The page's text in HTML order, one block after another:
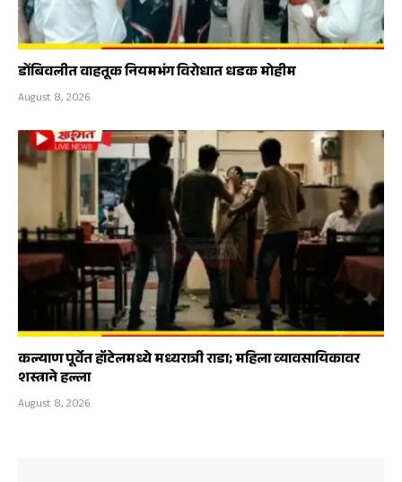
डोंबिवलीत वाहतूक नियमभंग विरोधात धडक मोहीम
August 8, 2026
कल्याण पूर्वेत हॉटेलमध्ये मध्यरात्री राडा; महिला व्यावसायिकावर
शस्त्राने हल्ला
August 8, 2026